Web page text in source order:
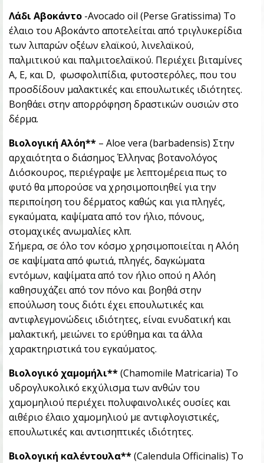
Λάδι Αβοκάντο -Avocado oil (Perse Gratissima) Το
έλαιο του Αβοκάντο αποτελείται από τριγλυκερίδια
των λιπαρών οξέων ελαϊκού, λινελαϊκού,
παλμιτικού και παλμιτοελαϊκού. Περιέχει βιταμίνες
Α, Ε, και D, φωσφολιπίδια, φυτοστερόλες, που του
προσδίδουν μαλακτικές και επουλωτικές ιδιότητες.
Βοηθάει στην απορρόφηση δραστικών ουσιών στο
δέρμα.
Βιολογική Αλόη** – Aloe vera (barbadensis) Στην
αρχαιότητα ο διάσημος Έλληνας βοτανολόγος
Διόσκουρος, περιέγραψε με λεπτομέρεια πως το
φυτό θα μπορούσε να χρησιμοποιηθεί για την
περιποίηση του δέρματος καθώς και για πληγές,
εγκαύματα, καψίματα από τον ήλιο, πόνους,
στομαχικές ανωμαλίες κλπ.
Σήμερα, σε όλο τον κόσμο χρησιμοποιείται η Αλόη
σε καψίματα από φωτιά, πληγές, δαγκώματα
εντόμων, καψίματα από τον ήλιο οπού η Αλόη
καθησυχάζει από τον πόνο και βοηθά στην
επούλωση τους διότι έχει επουλωτικές και
αντιφλεγμονώδεις ιδιότητες, είναι ενυδατική και
μαλακτική, μειώνει το ερύθημα και τα άλλα
χαρακτηριστικά του εγκαύματος.
Βιολογικό χαμομήλι**(Chamomile Matricaria) Το
υδρογλυκολικό εκχύλισμα των ανθών του
χαμομηλιού περιέχει πολυφαινολικές ουσίες και
αιθέριο έλαιο χαμομηλιού με αντιφλογιστικές,
επουλωτικές και αντισηπτικές ιδιότητες.
Βιολογική καλέντουλα**(Calendula Officinalis) Το